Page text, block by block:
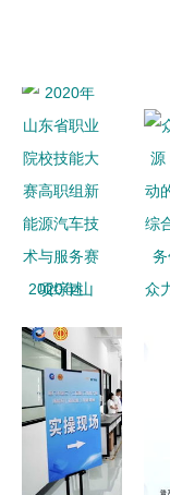
2020年山
校技能大赛
高职组新能
源汽车技术
与服务赛项
综述
众
能